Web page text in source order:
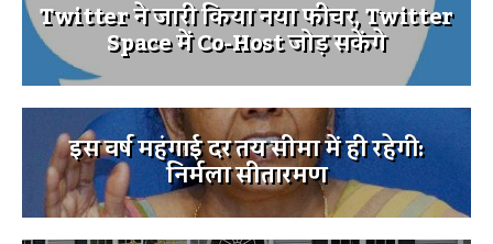
Twitter ने जारी किया नया फीचर, Twitter
Space में Co-Host जोड़ सकेंगे
इस वर्ष महंगाई दर तय सीमा में ही रहेगी:
निर्मला सीतारमण